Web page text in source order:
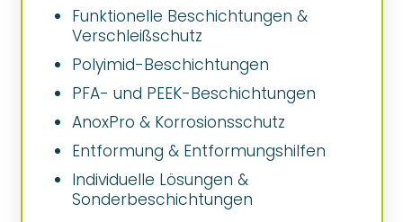
Funktionelle Beschichtungen &
Verschleißschutz
Polyimid-Beschichtungen
PFA- und PEEK-Beschichtungen
AnoxPro & Korrosionsschutz
Entformung & Entformungshilfen
Individuelle Lösungen &
Sonderbeschichtungen